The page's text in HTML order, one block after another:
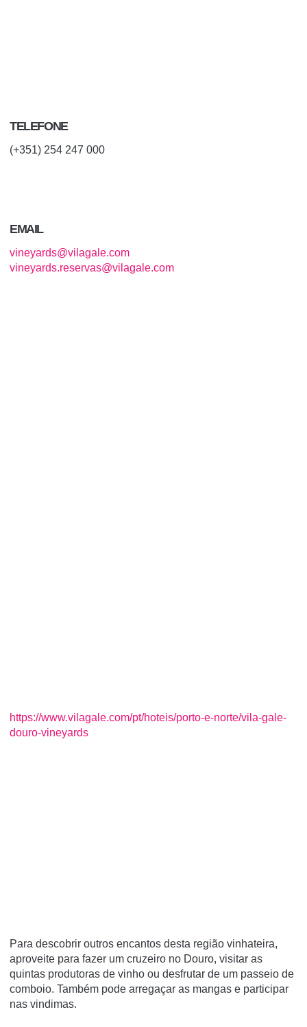
TELEFONE
(+351) 254 247 000
EMAIL
vineyards@vilagale.com
vineyards.reservas@vilagale.com
https://www.vilagale.com/pt/hoteis/porto-e-norte/vila-gale-
douro-vineyards
Para descobrir outros encantos desta região vinhateira,
aproveite para fazer um cruzeiro no Douro, visitar as
quintas produtoras de vinho ou desfrutar de um passeio de
comboio. Também pode arregaçar as mangas e participar
nas vindimas.